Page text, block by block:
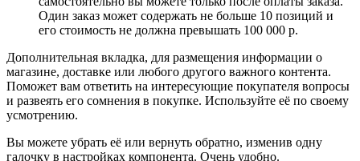
Один заказ может содержать не больше 10 позиций и
его стоимость не должна превышать 100 000 р.
Дополнительная вкладка, для размещения информации о
магазине, доставке или любого другого важного контента.
Поможет вам ответить на интересующие покупателя вопросы
и развеять его сомнения в покупке. Используйте её по своему
усмотрению.
Вы можете убрать её или вернуть обратно, изменив одну
галочку в настройках компонента. Очень удобно.